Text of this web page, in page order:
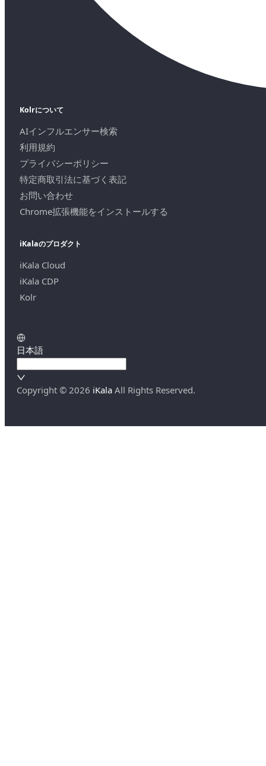
Kolrについて
AIインフルエンサー検索
利用規約
プライバシーポリシー
特定商取引法に基づく表記
お問い合わせ
Chrome拡張機能をインストールする
iKalaのプロダクト
iKala Cloud
iKala CDP
Kolr
日本語
Copyright © 2026 iKala All Rights Reserved.